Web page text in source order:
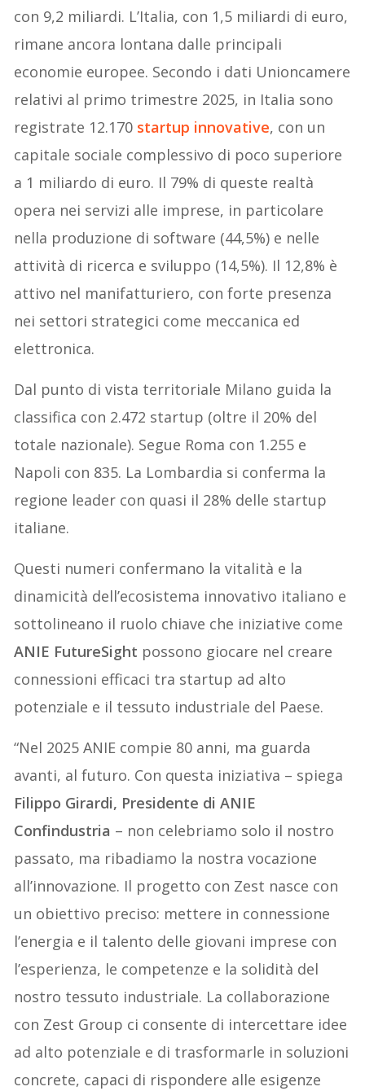
con 9,2 miliardi. L’Italia, con 1,5 miliardi di euro,
rimane ancora lontana dalle principali
economie europee. Secondo i dati Unioncamere
relativi al primo trimestre 2025, in Italia sono
registrate 12.170 startup innovative, con un
capitale sociale complessivo di poco superiore
a 1 miliardo di euro. Il 79% di queste realtà
opera nei servizi alle imprese, in particolare
nella produzione di software (44,5%) e nelle
attività di ricerca e sviluppo (14,5%). Il 12,8% è
attivo nel manifatturiero, con forte presenza
nei settori strategici come meccanica ed
elettronica.
Dal punto di vista territoriale Milano guida la
classifica con 2.472 startup (oltre il 20% del
totale nazionale). Segue Roma con 1.255 e
Napoli con 835. La Lombardia si conferma la
regione leader con quasi il 28% delle startup
italiane.
Questi numeri confermano la vitalità e la
dinamicità dell’ecosistema innovativo italiano e
sottolineano il ruolo chiave che iniziative come
ANIE FutureSight possono giocare nel creare
connessioni efficaci tra startup ad alto
potenziale e il tessuto industriale del Paese.
“Nel 2025 ANIE compie 80 anni, ma guarda
avanti, al futuro. Con questa iniziativa – spiega
Filippo Girardi, Presidente di ANIE
Confindustria – non celebriamo solo il nostro
passato, ma ribadiamo la nostra vocazione
all’innovazione. Il progetto con Zest nasce con
un obiettivo preciso: mettere in connessione
l’energia e il talento delle giovani imprese con
l’esperienza, le competenze e la solidità del
nostro tessuto industriale. La collaborazione
con Zest Group ci consente di intercettare idee
ad alto potenziale e di trasformarle in soluzioni
concrete, capaci di rispondere alle esigenze